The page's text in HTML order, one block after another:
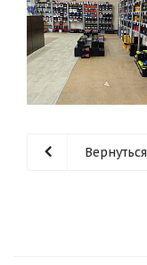
Вернуться